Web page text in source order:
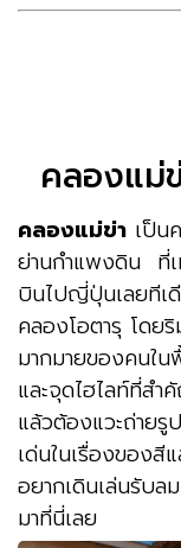
คลองแม่
คลองแม่ข่า เป็น
ย่านกำแพงดิน ที่เ
บินไปญี่ปุ่นเลยทีเ
คลองโอตารุ โดย
มากมายของคนใ
และจุดไฮไลท์ที่ส
แล้วต้องแวะถ่ายรู
เด่นในเรื่องของ
อยากเดินเล่นรับ
มาที่นี่เลย